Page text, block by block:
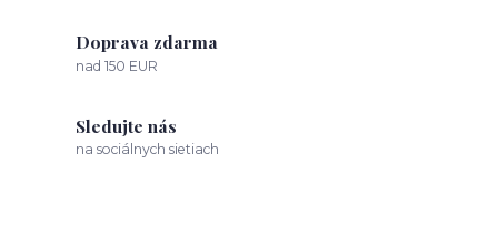
Doprava zdarma
nad 150 EUR
Sledujte nás
na sociálnych sietiach